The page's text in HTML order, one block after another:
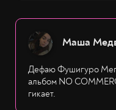
Маша
Дефаю Фушигуро
альбом NO
гикает.